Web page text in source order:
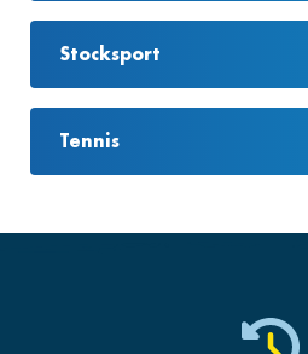
Stocksport
Tennis